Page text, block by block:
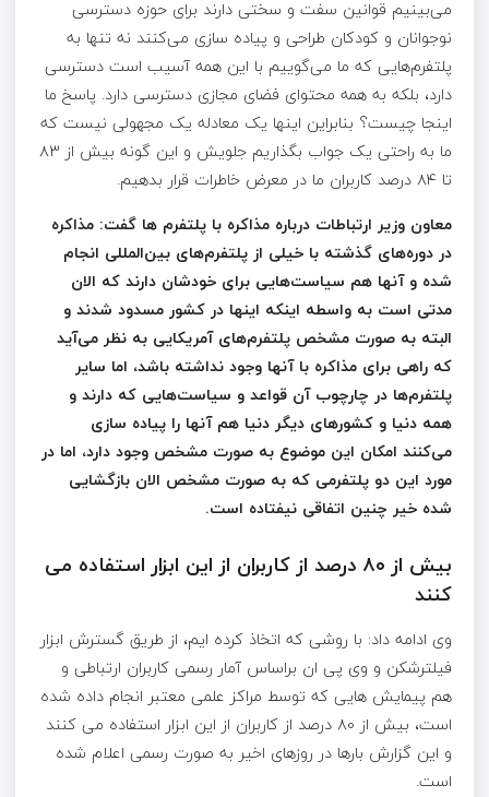
می‌بینیم قوانین سفت و سختی دارند برای حوزه دسترسی
نوجوانان و کودکان طراحی و پیاده سازی می‌کنند نه تنها به
پلتفرم‌هایی که ما می‌گوییم با این همه آسیب است دسترسی
دارد، بلکه به همه محتوای فضای مجازی دسترسی دارد. پاسخ ما
اینجا چیست؟ بنابراین اینها یک معادله یک مجهولی نیست که
ما به راحتی یک جواب بگذاریم جلویش و این گونه بیش از ۸۳
تا ۸۴ درصد کاربران ما در معرض خاطرات قرار بدهیم.
معاون وزیر ارتباطات درباره مذاکره با پلتفرم ها گفت: مذاکره
در دوره‌های گذشته با خیلی از پلتفرم‌های بین‌المللی انجام
شده و آنها هم سیاست‌هایی برای خودشان دارند که الان
مدتی است به واسطه اینکه اینها در کشور مسدود شدند و
البته به صورت مشخص پلتفرم‌های آمریکایی به نظر می‌آید
که راهی برای مذاکره با آنها وجود نداشته باشد، اما سایر
پلتفرم‌ها در چارچوب آن قواعد و سیاست‌هایی که دارند و
همه دنیا و کشورهای دیگر دنیا هم آنها را پیاده سازی
می‌کنند امکان این موضوع به صورت مشخص وجود دارد، اما در
مورد این دو پلتفرمی که به صورت مشخص الان بازگشایی
شده خیر چنین اتفاقی نیفتاده است.
بیش از ۸۰ درصد از کاربران از این ابزار استفاده می
کنند
وی ادامه داد: با روشی که اتخاذ کرده ایم، از طریق گسترش ابزار
فیلترشکن و وی پی ان براساس آمار رسمی کاربران ارتباطی و
هم پیمایش هایی که توسط مراکز علمی معتبر انجام داده شده
است، بیش از ۸۰ درصد از کاربران از این ابزار استفاده می کنند
و این گزارش بارها در روزهای اخیر به صورت رسمی اعلام شده
است.